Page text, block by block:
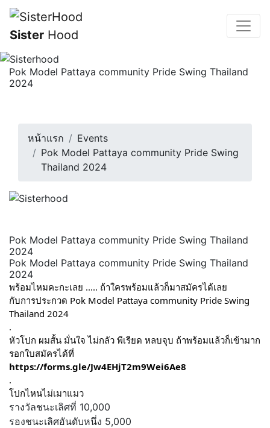
Sister Hood
Pok Model Pattaya community Pride Swing Thailand
2024
หน้าแรก
Events
Pok Model Pattaya community Pride Swing
Thailand 2024
Pok Model Pattaya community Pride Swing Thailand
2024
Pok Model Pattaya community Pride Swing Thailand
2024
พร้อมไหมคะกะเลย ..... ถ้าใครพร้อมแล้วก็มาสมัครได้เลย
กับการประกวด Pok Model Pattaya community Pride Swing
Thailand 2024
.
หัวโปก ผมสั้น มั่นใจ ไม่กลัว พีเรียด หลบจุบ ถ้าพร้อมแล้วก็เข้ามาก
รอกใบสมัครได้ที่
https://forms.gle/Jw4EHjT2m9Wei6Ae8
.
โปกไหนไม่เมาแมว
รางวัลชนะเลิศที่ 10,000
รองชนะเลิศอันดับหนึ่ง 5,000